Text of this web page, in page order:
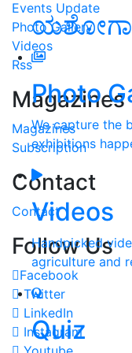
Photo
We capture the
exhibitions
Videos
Handpicked
agriculture and
Quiz
Events Update
Photo Gallery
Videos
Rss
Magazines
Magazines
Subscription
Contact
Contact
Follow Us
Facebook
Twitter
LinkedIn
Instagram